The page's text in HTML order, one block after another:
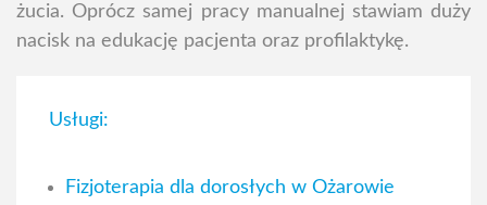
żucia. Oprócz samej pracy manualnej stawiam duży
nacisk na edukację pacjenta oraz profilaktykę.
Usługi:
Fizjoterapia dla dorosłych w Ożarowie